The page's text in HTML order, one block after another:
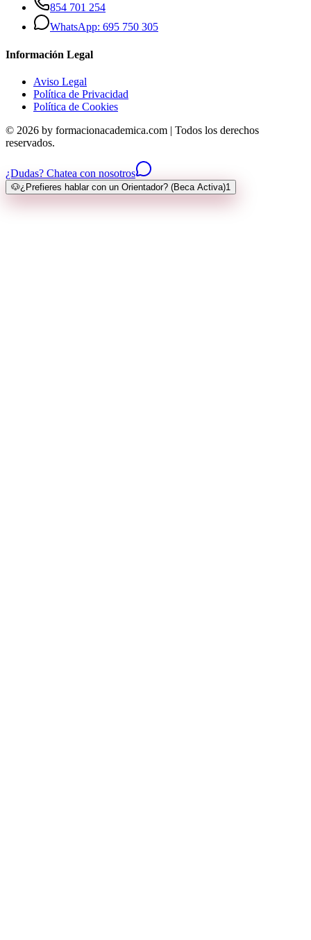
854 701 254
WhatsApp: 695 750 305
Información Legal
Aviso Legal
Política de Privacidad
Política de Cookies
© 2026 by formacionacademica.com | Todos los derechos
reservados.
¿Dudas? Chatea con nosotros
🐶¿Prefieres hablar con un Orientador? (Beca Activa)1